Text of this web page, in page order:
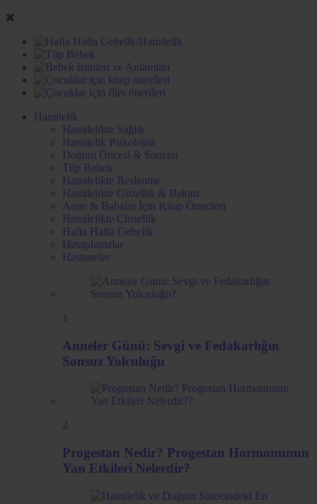
Hamilelik
Hamilelikte Sağlık
Hamilelik Psikolojisi
Doğum Öncesi & Sonrası
Tüp Bebek
Hamilelikte Beslenme
Hamilelikte Güzellik & Bakım
Anne & Babalar İçin Kitap Önerileri
Hamilelikte Cinsellik
Hafta Hafta Gebelik
Hesaplamalar
Hastaneler
1
Anneler Günü: Sevgi ve Fedakarlığın
Sonsuz Yolculuğu
2
Progestan Nedir? Progestan Hormonunun
Yan Etkileri Nelerdir?